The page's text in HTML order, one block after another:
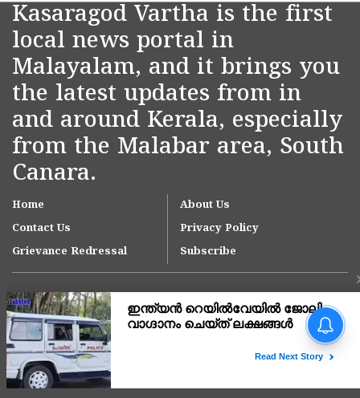
Kasaragod Vartha is the first
local news portal in
Malayalam, and it brings you
the latest updates from in
and around Kerala, especially
from the Malabar area, South
Canara.
Home
About Us
Contact Us
Privacy Policy
Grievance Redressal
Subscribe
Copyright © 2007-